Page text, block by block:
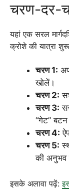
चरण-दर-
यहां एक सरल
क्रोशे की यात्रा
चरण 1:
खोलें।
चरण 2:
चरण 3:
“गेट” बटन
चरण 4:
चरण 5:
की
इसके अलावा पढ़ें: